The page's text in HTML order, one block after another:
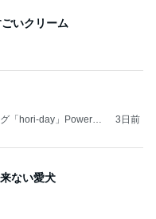
「hori-day」Powered
ない愛犬
～【パイオラックス】～
取引
のブログ